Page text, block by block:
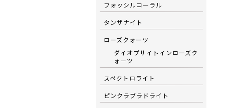
フォッシルコーラル
タンザナイト
ローズクォーツ
ダイオプサイトインローズク
ォーツ
スペクトロライト
ピンクラブラドライト